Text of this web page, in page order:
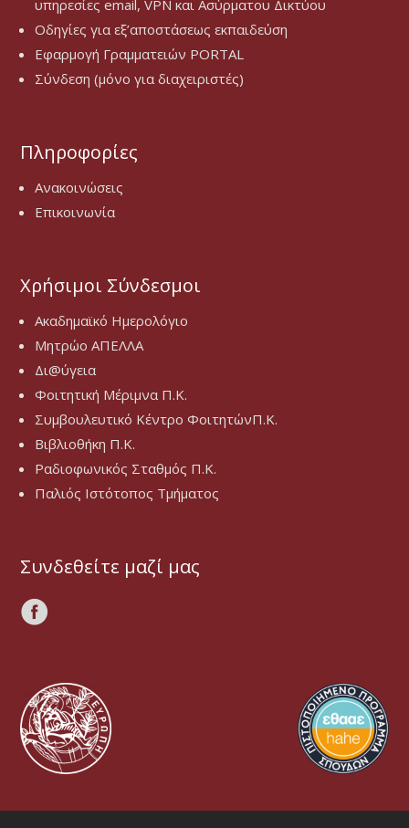
υπηρεσίες email, VPN και Ασύρματου Δικτύου
Οδηγίες για εξ’αποστάσεως εκπαιδεύση
Εφαρμογή Γραμματειών PORTAL
Σύνδεση (μόνο για διαχειριστές)
Πληροφορίες
Ανακοινώσεις
Επικοινωνία
Χρήσιμοι Σύνδεσμοι
Ακαδημαϊκό Ημερολόγιο
Μητρώο ΑΠΕΛΛΑ
Δι@ύγεια
Φοιτητική Μέριμνα Π.Κ.
Συμβουλευτικό Κέντρο ΦοιτητώνΠ.Κ.
Βιβλιοθήκη Π.Κ.
Ραδιοφωνικός Σταθμός Π.Κ.
Παλιός Ιστότοπος Τμήματος
Συνδεθείτε μαζί μας